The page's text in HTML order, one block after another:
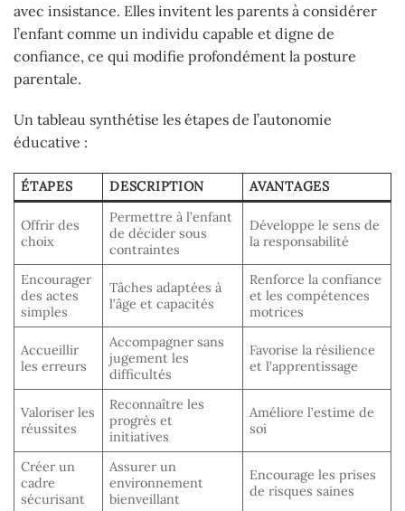
avec insistance. Elles invitent les parents à considérer
l’enfant comme un individu capable et digne de
confiance, ce qui modifie profondément la posture
parentale.
Un tableau synthétise les étapes de l’autonomie
éducative :
ÉTAPES DESCRIPTION AVANTAGES
Offrir des
choix
Permettre à l’enfant
de décider sous
contraintes
Développe le sens de
la responsabilité
Encourager
des actes
simples
Tâches adaptées à
l’âge et capacités
Renforce la confiance
et les compétences
motrices
Accueillir
les erreurs
Accompagner sans
jugement les
difficultés
Favorise la résilience
et l’apprentissage
Valoriser les
réussites
Reconnaître les
progrès et
initiatives
Améliore l’estime de
soi
Créer un
cadre
sécurisant
Assurer un
environnement
bienveillant
Encourage les prises
de risques saines